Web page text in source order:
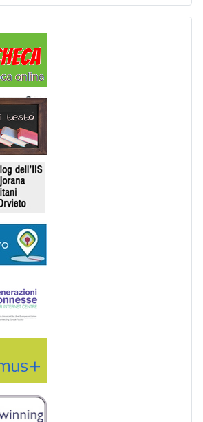
Libri di Testo
Scuola in chiaro
Erasmus+
eTwinning